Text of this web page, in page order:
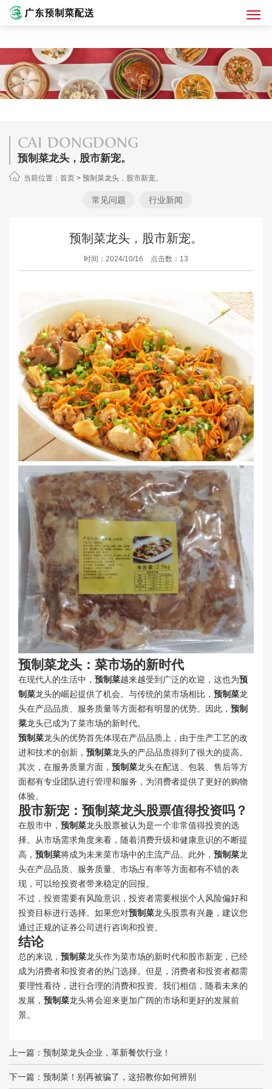
CAI DONGDONG
预制菜龙头，股市新宠。
当前位置： 首页 > 预制菜龙头，股市新宠。
常见问题 行业新闻
预制菜龙头，股市新宠。
时间：2024/10/16 点击数：13
预制菜龙头：菜市场的新时代
在现代人的生活中， 预制菜越来越受到广泛的欢迎，这也为预
制菜龙头的崛起提供了机会。与传统的菜市场相比， 预制菜龙
头在产品品质、服务质量等方面都有明显的优势。因此， 预制
菜龙头已成为了菜市场的新时代。
预制菜龙头的优势首先体现在产品品质上，由于生产工艺的改
进和技术的创新， 预制菜龙头的产品品质得到了很大的提高。
其次，在服务质量方面， 预制菜龙头在配送、包装、售后等方
面都有专业团队进行管理和服务，为消费者提供了更好的购物
体验。
股市新宠： 预制菜龙头股票值得投资吗？
在股市中， 预制菜龙头股票被认为是一个非常值得投资的选
择。从市场需求角度来看，随着消费升级和健康意识的不断提
高， 预制菜将成为未来菜市场中的主流产品。此外， 预制菜龙
头在产品品质、服务质量、市场占有率等方面都有不错的表
现，可以给投资者带来稳定的回报。
不过，投资需要有风险意识，投资者需要根据个人风险偏好和
投资目标进行选择。如果您对预制菜龙头股票有兴趣，建议您
通过正规的证券公司进行咨询和投资。
结论
总的来说， 预制菜龙头作为菜市场的新时代和股市新宠，已经
成为消费者和投资者的热门选择。但是，消费者和投资者都需
要理性看待，进行合理的消费和投资。我们相信，随着未来的
发展， 预制菜龙头将会迎来更加广阔的市场和更好的发展前
景。
上一篇： 预制菜龙头企业，革新餐饮行业！
下一篇： 预制菜！别再被骗了，这招教你如何辨别